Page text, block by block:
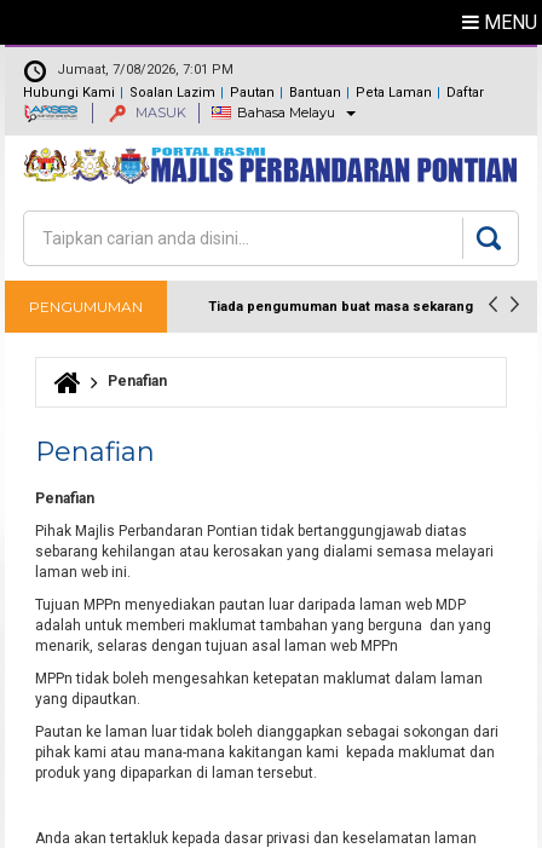
MENU
Jumaat, 7/08/2026, 7:01 PM
Hubungi Kami
Direktori
Soalan Lazim Pautan Bantuan Peta Laman Daftar
MASUK Bahasa Melayu
Borang carian
PENGUMUMAN Tiada pengumuman buat masa sekarang
Anda di sini
Penafian
Penafian
Penafian
Pihak Majlis Perbandaran Pontian tidak bertanggungjawab diatas
sebarang kehilangan atau kerosakan yang dialami semasa melayari
laman web ini.
Tujuan MPPn menyediakan pautan luar daripada laman web MDP
adalah untuk memberi maklumat tambahan yang berguna dan yang
menarik, selaras dengan tujuan asal laman web MPPn
MPPn tidak boleh mengesahkan ketepatan maklumat dalam laman
yang dipautkan.
Pautan ke laman luar tidak boleh dianggapkan sebagai sokongan dari
pihak kami atau mana-mana kakitangan kami kepada maklumat dan
produk yang dipaparkan di laman tersebut.
Anda akan tertakluk kepada dasar privasi dan keselamatan laman